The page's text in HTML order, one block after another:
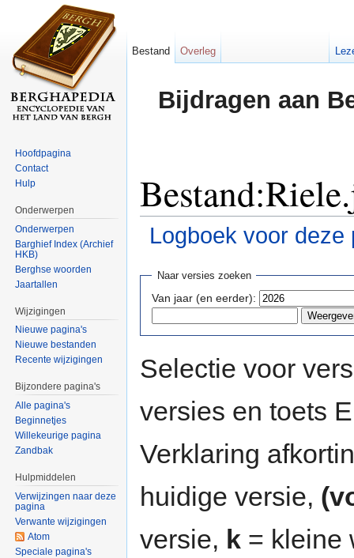
Bijdragen aan
Logboek voor deze
Naar versies zoeken
Van jaar (en eerder):
Selectie voor
versies en toets
Verklaring
huidige versie,
versie, k = kleine
Bestand Overleg
Hoofdpagina
Contact
Hulp
Onderwerpen
Onderwerpen
Barghief Index (Archief
HKB)
Berghse woorden
Jaartallen
Wijzigingen
Nieuwe pagina's
Nieuwe bestanden
Recente wijzigingen
Bijzondere pagina's
Alle pagina's
Beginnetjes
Willekeurige pagina
Zandbak
Hulpmiddelen
Verwijzingen naar deze
pagina
Verwante wijzigingen
Atom
Speciale pagina's